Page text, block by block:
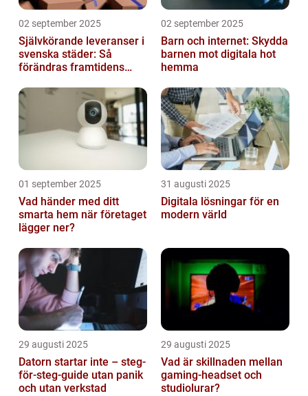
02 september 2025
Självkörande leveranser i
svenska städer: Så
förändras framtidens
02 september 2025
Barn och internet: Skydda
barnen mot digitala hot
hemma
01 september 2025
Vad händer med ditt
smarta hem när företaget
lägger ner?
31 augusti 2025
Digitala lösningar för en
modern värld
29 augusti 2025
Datorn startar inte – steg-
för-steg-guide utan panik
och utan verkstad
29 augusti 2025
Vad är skillnaden mellan
gaming-headset och
studiolurar?